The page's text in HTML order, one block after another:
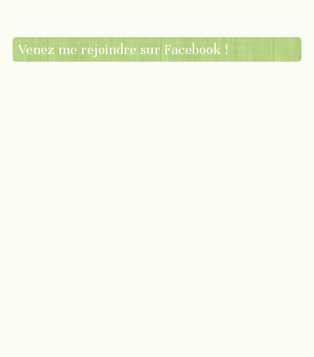
Venez me rejoindre sur Facebook !